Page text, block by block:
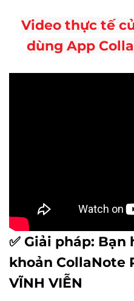
Video thực tế
dùng App
✅ Giải pháp: Bạn
khoản CollaNote
VĨNH VIỄN